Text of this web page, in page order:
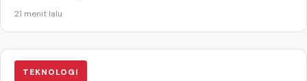
21 menit lalu
TEKNOLOGI